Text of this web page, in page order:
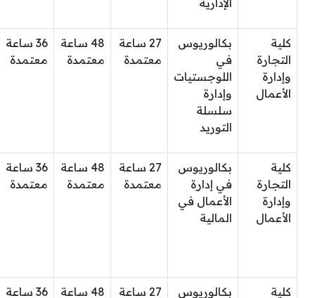
الإدارية
كلية
التجارة
وإدارة
الأعمال
بكالوريوس
في
اللوجستيات
وإدارة
سلسلة
التوريد
27 ساعة
معتمدة
48 ساعة
معتمدة
36 ساعة
معتمدة
كلية
التجارة
وإدارة
الأعمال
بكالوريوس
في إدارة
الأعمال في
المالية
27 ساعة
معتمدة
48 ساعة
معتمدة
36 ساعة
معتمدة
كلية
بكالوريوس
27 ساعة
48 ساعة
36 ساعة